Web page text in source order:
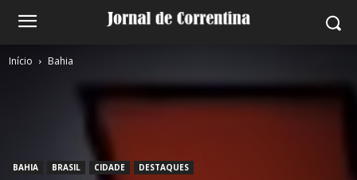
Início Bahia
BAHIA BRASIL CIDADE DESTAQUES